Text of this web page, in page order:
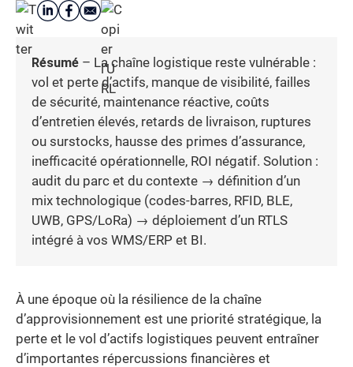
Résumé – La chaîne logistique reste vulnérable :
vol et perte d’actifs, manque de visibilité, failles
de sécurité, maintenance réactive, coûts
d’entretien élevés, retards de livraison, ruptures
ou surstocks, hausse des primes d’assurance,
inefficacité opérationnelle, ROI négatif. Solution :
audit du parc et du contexte → définition d’un
mix technologique (codes-barres, RFID, BLE,
UWB, GPS/LoRa) → déploiement d’un RTLS
intégré à vos WMS/ERP et BI.
À une époque où la résilience de la chaîne
d’approvisionnement est une priorité stratégique, la
perte et le vol d’actifs logistiques peuvent entraîner
d’importantes répercussions financières et